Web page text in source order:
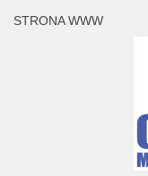
STRONA WWW